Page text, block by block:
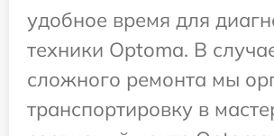
удобное время для
техники Optoma. В
сложного ремонта мы
транспортировку в